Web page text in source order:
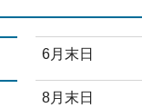
6月末日
8月末日